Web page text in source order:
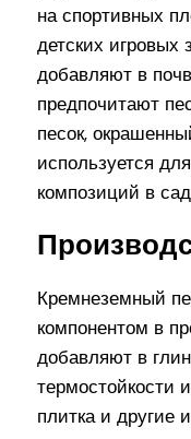
на спортивных
детских игровых
добавляют в
предпочитают
песок,
используется
композиций в
Кремнеземный
компонентом в
добавляют в
термостойкости
плитка и другие